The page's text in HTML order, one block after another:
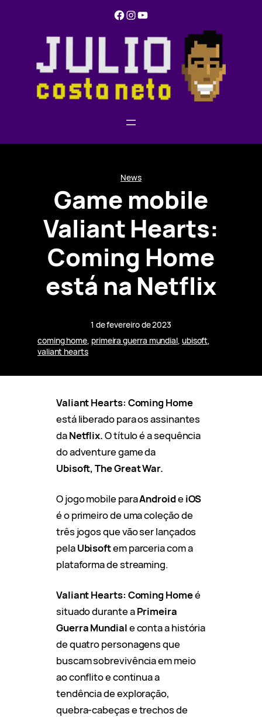
Facebook Instagram YouTube
News
Game mobile
Valiant Hearts:
Coming Home
está na Netflix
1 de fevereiro de 2023
coming home, primeira guerra mundial, ubisoft
valiant hearts
Valiant Hearts: Coming Home
está liberado para os assinantes
daNetflix.O título é a sequência
do adventure game da
Ubisoft, The Great War.
O jogo mobile paraAndroideiOS
é o primeiro de uma coleção de
três jogos que vão ser lançados
pelaUbisoftem parceria com a
plataforma de streaming.
Valiant Hearts: Coming Homeé
situado durante aPrimeira
Guerra Mundiale conta a história
de quatro personagens que
buscam sobrevivência em meio
ao conflito e continua a
tendência de exploração,
quebra-cabeças e trechos de